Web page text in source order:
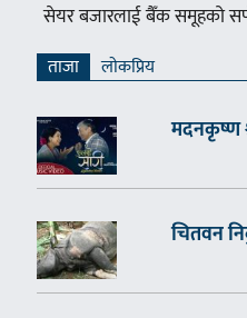
सेयर बजारलाई बैँक समूहको
ताजा लाेकप्रिय
मदनकृष्ण
चितवन